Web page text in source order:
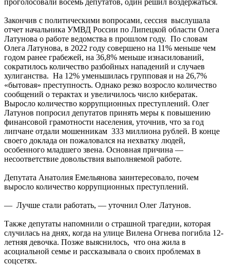
Закончив с политическими вопросами, сессия выслушала
отчет начальника УМВД России по Липецкой области Олега
Латунова о работе ведомства в прошлом году. По словам
Олега Латунова, в 2022 году совершено на 11% меньше чем
годом ранее грабежей, на 36,8% меньше изнасилований,
сократилось количество разбойных нападений и случаев
хулиганства. На 12% уменьшилась групповая и на 26,7%
«бытовая» преступность. Однако резко возросло количество
сообщений о терактах и увеличилось число кибератак.
Выросло количество коррупционных преступлений. Олег
Латунов попросил депутатов принять меры к повышению
финансовой грамотности населения, уточнив, что за год
липчане отдали мошенникам 333 миллиона рублей. В конце
своего доклада он пожаловался на нехватку людей,
особенного младшего звена. Основная причина —
несоответствие довольствия выполняемой работе.
Депутата Анатолия Емельянова заинтересовало, почем
выросло количество коррупционных преступлений.
— Лучше стали работать, — уточнил Олег Латунов.
Также депутаты напомнили о страшной трагедии, которая
случилась на днях, когда на улице Вилена Огнева погибла 12-
летняя девочка. Позже выяснилось, что она жила в
асоциальной семье и рассказывала о своих проблемах в
соцсетях.